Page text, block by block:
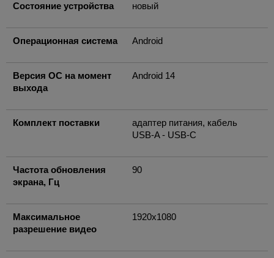
Состояние устройства новый
Операционная система Android
Версия ОС на момент
выхода
Android 14
Комплект поставки
адаптер питания, кабель
USB-A - USB-C
Частота обновления
экрана, Гц
90
Максимальное
разрешение видео
1920x1080